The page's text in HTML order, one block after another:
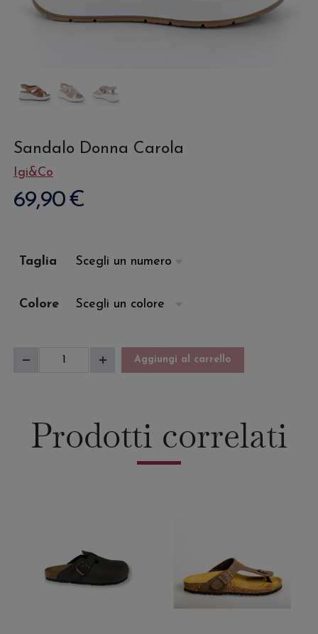
Sandalo Donna Carola
Igi&Co
69,90€
Taglia
Colore
Sandalo
Aumenta
Aggiungi al carrello
Prodotti correlati